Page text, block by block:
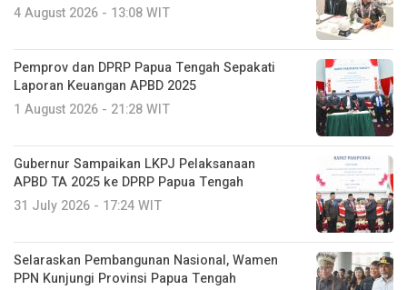
4 August 2026 - 13:08 WIT
Pemprov dan DPRP Papua Tengah Sepakati
Laporan Keuangan APBD 2025
1 August 2026 - 21:28 WIT
Gubernur Sampaikan LKPJ Pelaksanaan
APBD TA 2025 ke DPRP Papua Tengah
31 July 2026 - 17:24 WIT
Selaraskan Pembangunan Nasional, Wamen
PPN Kunjungi Provinsi Papua Tengah